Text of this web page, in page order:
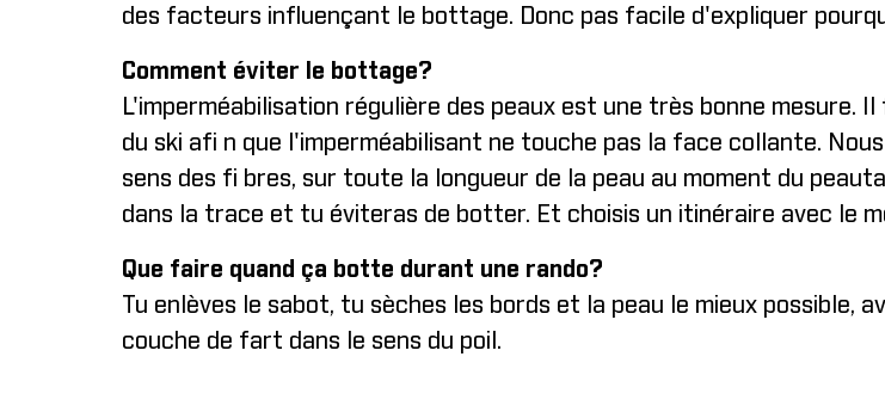
des facteurs influençant le bottage. Donc pas facile d'expliquer
Comment éviter le bottage?
L'imperméabilisation régulière des peaux est une très bonne mesure.
du ski afi n que l'imperméabilisant ne touche pas la face collante.
sens des fi bres, sur toute la longueur de la peau au moment du
dans la trace et tu éviteras de botter. Et choisis un itinéraire avec le
Que faire quand ça botte durant une rando?
Tu enlèves le sabot, tu sèches les bords et la peau le mieux possible,
couche de fart dans le sens du poil.